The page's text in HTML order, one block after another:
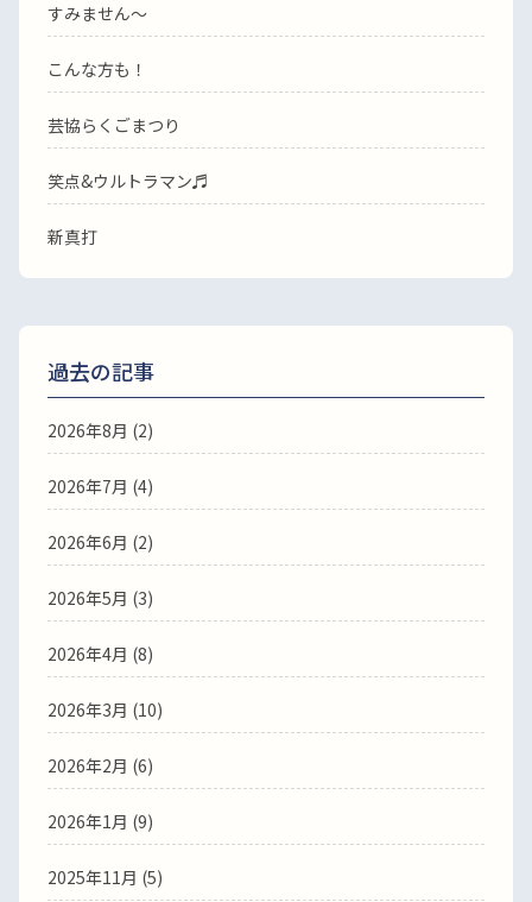
すみません〜
こんな方も！
芸協らくごまつり
笑点&ウルトラマン♬
新真打
過去の記事
2026年8月 (2)
2026年7月 (4)
2026年6月 (2)
2026年5月 (3)
2026年4月 (8)
2026年3月 (10)
2026年2月 (6)
2026年1月 (9)
2025年11月 (5)